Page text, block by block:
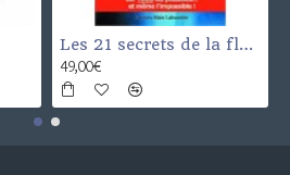
Les 21 secrets de la fleur de vie
49,00€